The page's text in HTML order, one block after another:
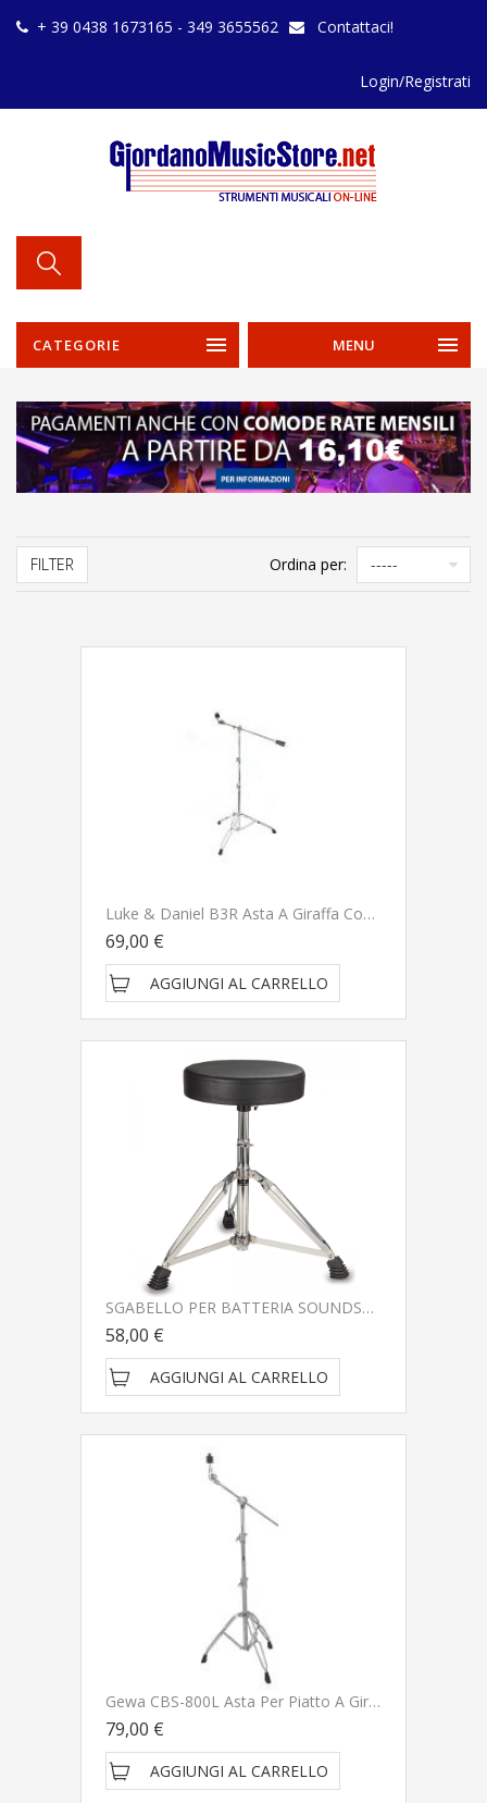
+ 39 0438 1673165 - 349 3655562 Contattaci!
Login/Registrati
CATEGORIE MENU
FILTER Ordina per:
Luke & Daniel B3R Asta A Giraffa Con Bilanciere Per Piatti
69,00 €
AGGIUNGI AL CARRELLO
SGABELLO PER BATTERIA SOUNDSATION SDT-120
58,00 €
AGGIUNGI AL CARRELLO
Gewa CBS-800L Asta Per Piatto A Giraffa
79,00 €
AGGIUNGI AL CARRELLO